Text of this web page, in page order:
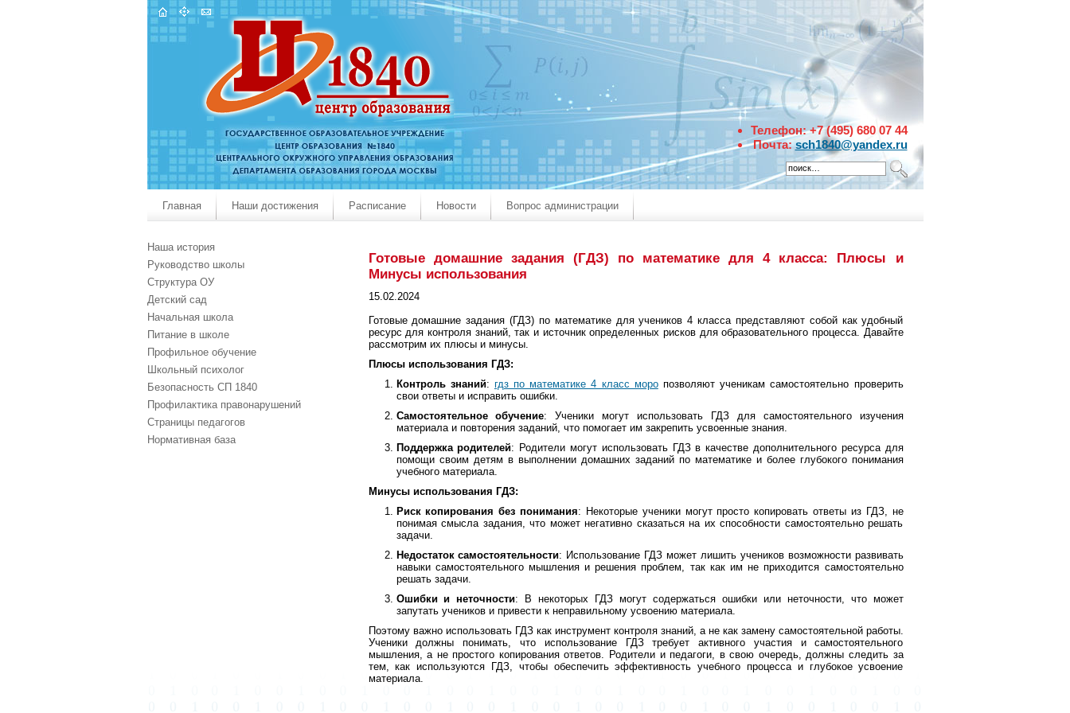
Телефон: +7 (495) 680 07 44
Почта:sch1840@yandex.ru
Главная Наши достижения Расписание Новости Вопрос администрации
Наша история
Руководство школы
Структура ОУ
Детский сад
Начальная школа
Питание в школе
Профильное обучение
Школьный психолог
Безопасность СП 1840
Профилактика правонарушений
Страницы педагогов
Нормативная база
Готовые домашние задания (ГДЗ) по математике для 4 класса: Плюсы и
Минусы использования
15.02.2024
Готовые домашние задания (ГДЗ) по математике для учеников 4 класса представляют собой как удобный
ресурс для контроля знаний, так и источник определенных рисков для образовательного процесса. Давайте
рассмотрим их плюсы и минусы.
Плюсы использования ГДЗ:
Контроль знаний: гдз по математике 4 класс моропозволяют ученикам самостоятельно проверить
свои ответы и исправить ошибки.
Самостоятельное обучение: Ученики могут использовать ГДЗ для самостоятельного изучения
материала и повторения заданий, что помогает им закрепить усвоенные знания.
Поддержка родителей: Родители могут использовать ГДЗ в качестве дополнительного ресурса для
помощи своим детям в выполнении домашних заданий по математике и более глубокого понимания
учебного материала.
Минусы использования ГДЗ:
Риск копирования без понимания: Некоторые ученики могут просто копировать ответы из ГДЗ, не
понимая смысла задания, что может негативно сказаться на их способности самостоятельно решать
задачи.
Недостаток самостоятельности: Использование ГДЗ может лишить учеников возможности развивать
навыки самостоятельного мышления и решения проблем, так как им не приходится самостоятельно
решать задачи.
Ошибки и неточности: В некоторых ГДЗ могут содержаться ошибки или неточности, что может
запутать учеников и привести к неправильному усвоению материала.
Поэтому важно использовать ГДЗ как инструмент контроля знаний, а не как замену самостоятельной работы.
Ученики должны понимать, что использование ГДЗ требует активного участия и самостоятельного
мышления, а не простого копирования ответов. Родители и педагоги, в свою очередь, должны следить за
тем, как используются ГДЗ, чтобы обеспечить эффективность учебного процесса и глубокое усвоение
материала.